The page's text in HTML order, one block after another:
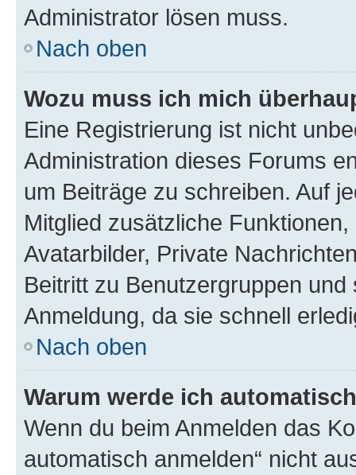
Administrator lösen muss.
Nach oben
Wozu muss ich mich
Eine Registrierung ist nicht
Administration dieses Forums
um Beiträge zu schreiben. Auf
Mitglied zusätzliche
Avatarbilder, Private
Beitritt zu Benutzergruppen
Anmeldung, da sie schnell
Nach oben
Warum werde ich
Wenn du beim Anmelden das
automatisch anmelden“ nicht